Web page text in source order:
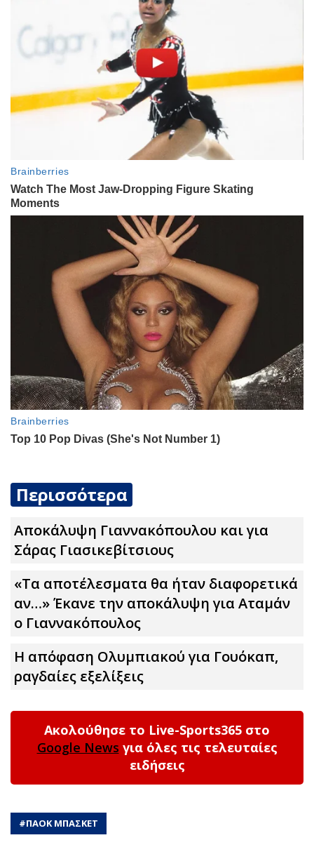
Περισσότερα
Αποκάλυψη Γιαννακόπουλου και για
Σάρας Γιασικεβίτσιους
«Τα αποτέλεσματα θα ήταν διαφορετικά
αν…» Έκανε την αποκάλυψη για Αταμάν
ο Γιαννακόπουλος
Η απόφαση Ολυμπιακού για Γουόκαπ,
ραγδαίες εξελίξεις
Ακολούθησε το Live-Sports365 στο
Google News για όλες τις τελευταίες
ειδήσεις
#ΠΑΟΚ ΜΠΑΣΚΕΤ